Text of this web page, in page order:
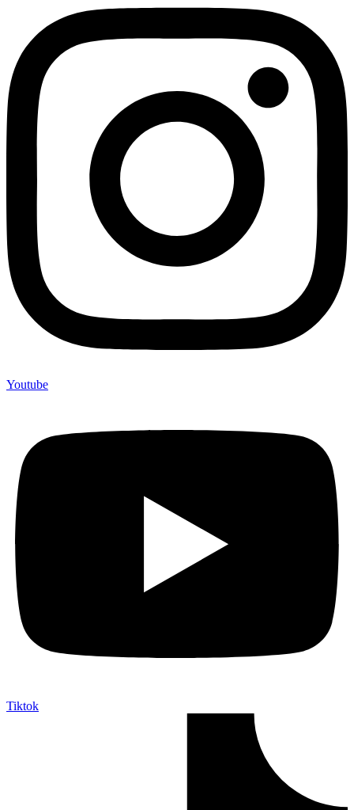
Youtube
Tiktok